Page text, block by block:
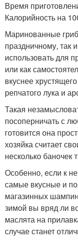
Время
Калорийность на
Маринованные
праздничному,
использовать для
или как
вкуснее
репчатого лука и
Такая
посоперничать с
готовится она
хозяйка считает
несколько баночек
Особенно, если к
самые вкусные и
магазинных
зимой вы вряд ли
маслята на
случае станет